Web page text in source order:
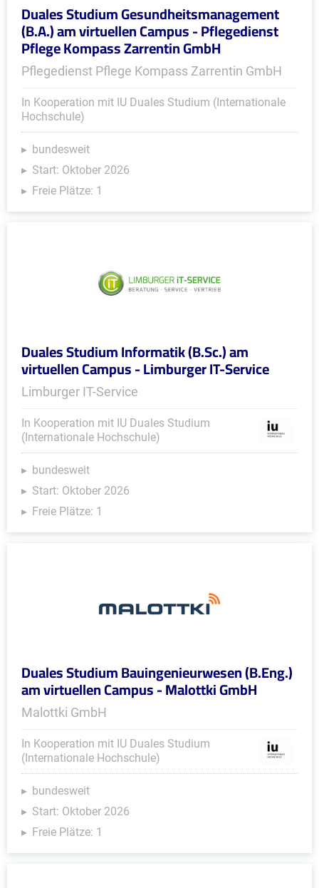
Duales Studium Gesundheitsmanagement
(B.A.) am virtuellen Campus - Pflegedienst
Pflege Kompass Zarrentin GmbH
Pflegedienst Pflege Kompass Zarrentin GmbH
In Kooperation mit IU Duales Studium (Internationale
Hochschule)
bundesweit
Start: Oktober 2026
Freie Plätze: 1
Duales Studium Informatik (B.Sc.) am
virtuellen Campus - Limburger IT-Service
Limburger IT-Service
In Kooperation mit IU Duales Studium
(Internationale Hochschule)
bundesweit
Start: Oktober 2026
Freie Plätze: 1
Duales Studium Bauingenieurwesen (B.Eng.)
am virtuellen Campus - Malottki GmbH
Malottki GmbH
In Kooperation mit IU Duales Studium
(Internationale Hochschule)
bundesweit
Start: Oktober 2026
Freie Plätze: 1